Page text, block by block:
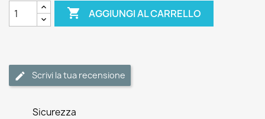
 AGGIUNGI AL CARRELLO
Scrivi la tua recensione
Sicurezza